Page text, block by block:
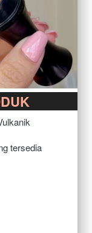
tersedia